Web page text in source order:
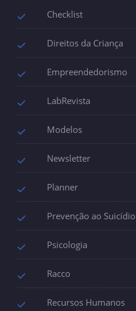
Checklist
Direitos da Criança
Empreendedorismo
LabRevista
Modelos
Newsletter
Planner
Prevenção ao Suicídio
Psicologia
Racco
Recursos Humanos